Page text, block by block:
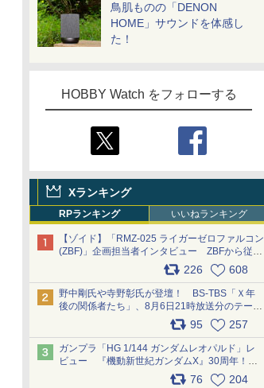
鳥肌ものの「DENON
HOME」サウンドを体感し
た！
HOBBY Watch をフォローする
Xランキング
RPランキング いいねランキング
【ゾイド】「RMZ-025 ライガーゼロファルコン
(ZBF)」企画担当者インタビュー ZBFから従来
デザインまで再現可能なボリューム満点のキッ
ト pic.x.com/6zOqQAQKkX
226 608
野中剛氏や寺野彰氏が登壇！ BS-TBS「Ｘ年
後の関係者たち」、8月6日21時放送分のテーマ
は「超合金」！ pic.x.com/uWyt1uyuFm
95 257
ガンプラ「HG 1/144 ガンダムレオパルド」レ
ビュー 『機動新世紀ガンダムX』30周年！イ
ンナーアームガトリングの変形機構まで再現し
76 204